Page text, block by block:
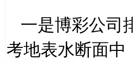
一是博彩公司
考地表水断面中